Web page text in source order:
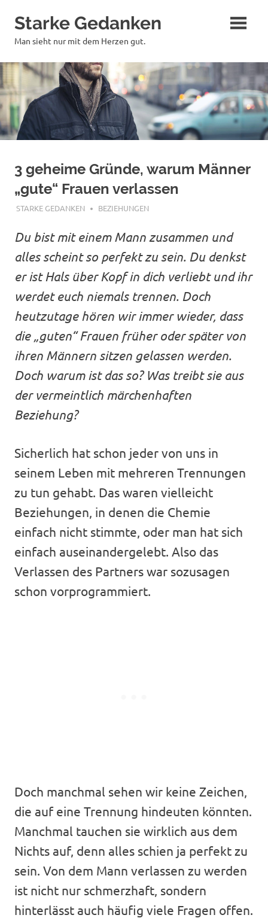
Inhalt
springen
Starke Gedanken
Man sieht nur mit dem Herzen gut.
3 geheime Gründe, warum Männer
„gute“ Frauen verlassen
NOVEMBER 10, 2018
STARKE GEDANKEN BEZIEHUNGEN
Du bist mit einem Mann zusammen und
alles scheint so perfekt zu sein. Du denkst
er ist Hals über Kopf in dich verliebt und ihr
werdet euch niemals trennen. Doch
heutzutage hören wir immer wieder, dass
die „guten“ Frauen früher oder später von
ihren Männern sitzen gelassen werden.
Doch warum ist das so? Was treibt sie aus
der vermeintlich märchenhaften
Beziehung?
Sicherlich hat schon jeder von uns in
seinem Leben mit mehreren Trennungen
zu tun gehabt. Das waren vielleicht
Beziehungen, in denen die Chemie
einfach nicht stimmte, oder man hat sich
einfach auseinandergelebt. Also das
Verlassen des Partners war sozusagen
schon vorprogrammiert.
Doch manchmal sehen wir keine Zeichen,
die auf eine Trennung hindeuten könnten.
Manchmal tauchen sie wirklich aus dem
Nichts auf, denn alles schien ja perfekt zu
sein. Von dem Mann verlassen zu werden
ist nicht nur schmerzhaft, sondern
hinterlässt auch häufig viele Fragen offen.